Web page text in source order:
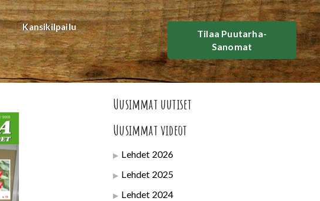
Kansikilpailu
Tilaa Puutarha-
Sanomat
Uusimmat uutiset
Uusimmat videot
Lehdet 2026
Lehdet 2025
Lehdet 2024